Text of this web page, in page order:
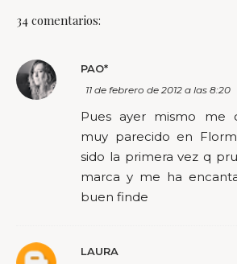
34 comentarios:
PAO*
11 de febrero de 2012 a las 8:20
Pues ayer mismo me
muy parecido en
sido la primera vez q
marca y me ha
buen finde
LAURA